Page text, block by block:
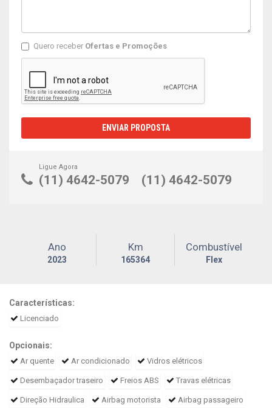
Quero receber Ofertas e Promoções
ENVIAR PROPOSTA
Ligue Agora
(11) 4642-5079 (11) 4642-5079
Ano
2023
Km
165364
Combustível
Flex
Características:
Licenciado
Opcionais:
Ar quente Ar condicionado Vidros elétricos
Desembaçador traseiro Freios ABS Travas elétricas
Direção Hidraulica Airbag motorista Airbag passageiro